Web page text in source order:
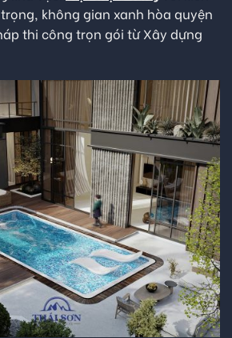
không gian xanh hòa quyện
thi công trọn gói từ Xây dựng